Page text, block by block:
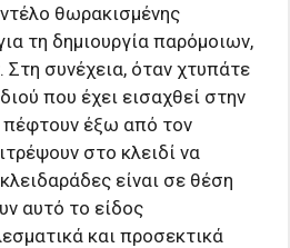
θωρακισμένης
τη δημιουργία παρόμοιων,
συνέχεια, όταν χτυπάτε
που έχει εισαχθεί στην
πέφτουν έξω από τον
στο κλειδί να
είναι σε θέση
αυτό το είδος
και προσεκτικά